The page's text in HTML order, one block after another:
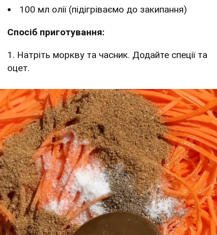
100 мл олії (підігріваємо до закипання)
Спосіб приготування:
1. Натріть моркву та часник. Додайте спеції та
оцет.